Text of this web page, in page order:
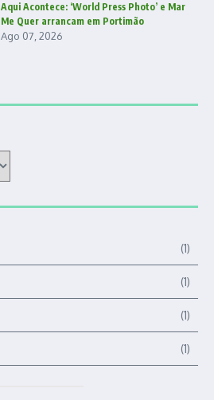
Aqui Acontece: ‘World Press Photo’ e Mar
Me Quer arrancam em Portimão
Ago 07, 2026
(1)
(1)
(1)
(1)